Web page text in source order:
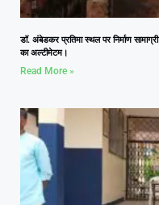
डॉ. अंबेडकर प्रतिमा स्थल पर निर्माण
का अल्टीमेटम।
Read More »